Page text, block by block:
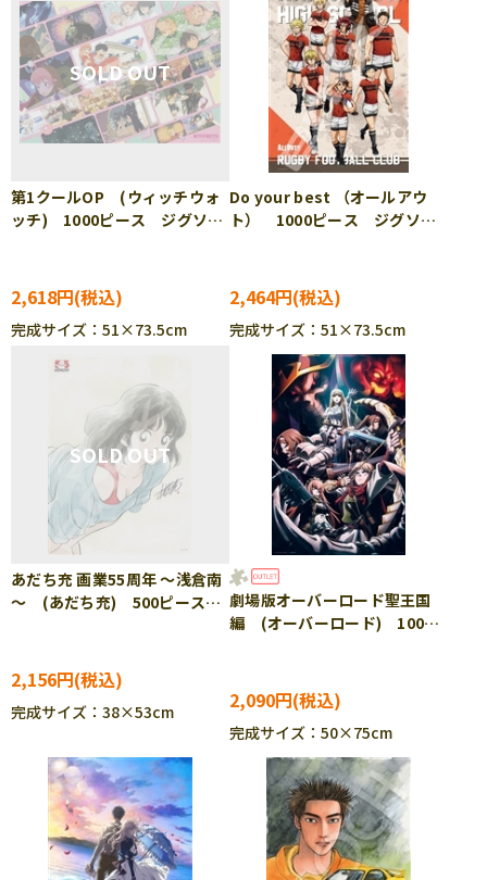
第1クールOP (ウィッチウォ
ッチ) 1000ピース ジグソー
2,618円
完成サイズ：51×73.5cm
Do your best （オールアウ
ト） 1000ピース ジグソー
2,464円
完成サイズ：51×73.5cm
あだち充 画業55周年 ～浅倉南
～ (あだち充) 500ピース
2,156円
完成サイズ：38×53cm
劇場版オーバーロード聖王国
編 (オーバーロード) 1000
2,090円
完成サイズ：50×75cm